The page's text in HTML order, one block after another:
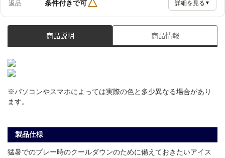
返品 条件付きで可△ 詳細を見る ▼
商品説明 商品情報
※パソコンやスマホによっては実際の色と多少異なる場合があり
ます。
製品仕様
猛暑でのプレー時のクールダウンのために備えておきたいアイス